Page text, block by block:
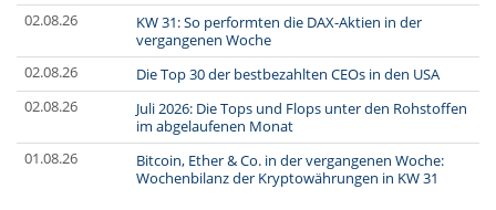
02.08.26
KW 31: So performten die DAX-Aktien in der
vergangenen Woche
02.08.26
Die Top 30 der bestbezahlten CEOs in den USA
02.08.26
Juli 2026: Die Tops und Flops unter den Rohstoffen
im abgelaufenen Monat
01.08.26
Bitcoin, Ether & Co. in der vergangenen Woche:
Wochenbilanz der Kryptowährungen in KW 31